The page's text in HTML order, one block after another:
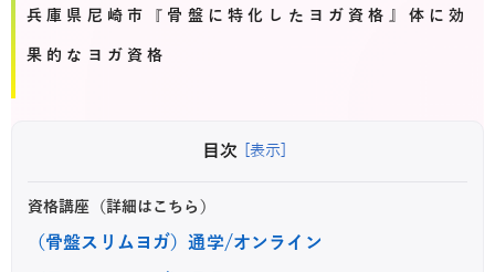
兵庫県尼崎市『骨盤に特化したヨガ資格』体に効
果的なヨガ資格
目次 [表示]
資格講座（詳細はこちら）
（骨盤スリムヨガ）通学/オンライン